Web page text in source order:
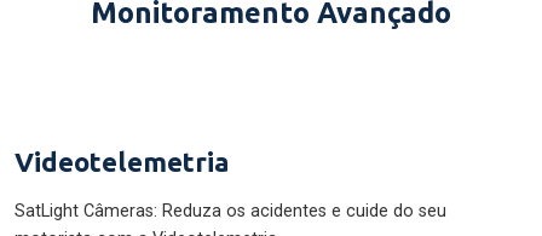
Monitoramento Avançado
Videotelemetria
SatLight Câmeras: Reduza os acidentes e cuide do seu